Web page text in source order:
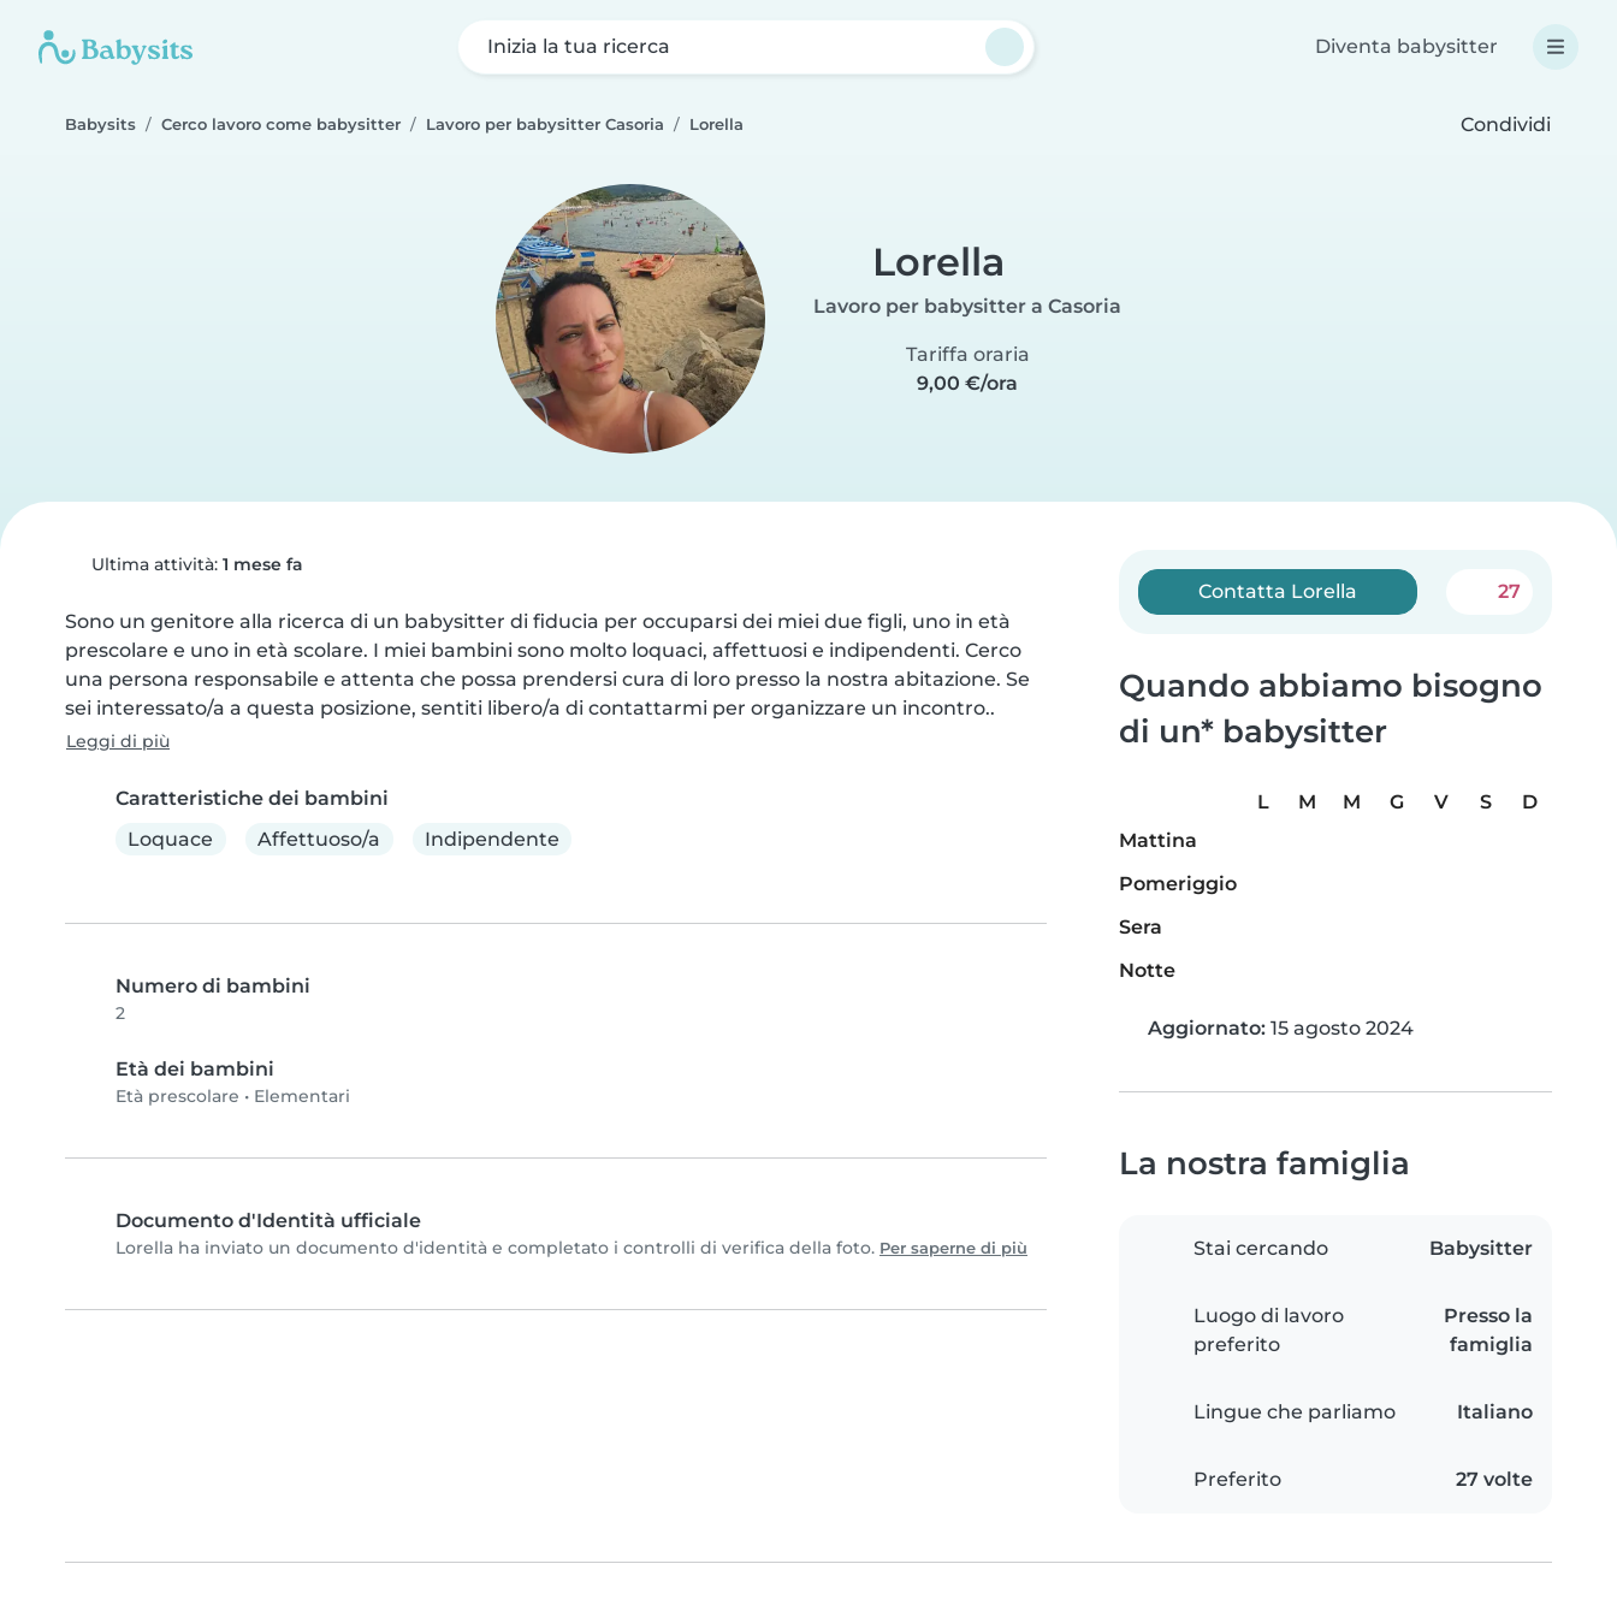
Inizia la tua ricerca Diventa babysitter
Babysits Cerco lavoro come babysitter Lavoro per babysitter Casoria Lorella Condividi
Lorella
Lavoro per babysitter a Casoria
Tariffa oraria
9,00 €/ora
Ultima attività: 1 mese fa
Sono un genitore alla ricerca di un babysitter di fiducia per occuparsi dei miei due figli, uno in età
prescolare e uno in età scolare. I miei bambini sono molto loquaci, affettuosi e indipendenti. Cerco
una persona responsabile e attenta che possa prendersi cura di loro presso la nostra abitazione. Se
sei interessato/a a questa posizione, sentiti libero/a di contattarmi per organizzare un incontro..
Leggi di più
Caratteristiche dei bambini
Loquace
Affettuoso/a Indipendente
Numero di bambini
2
Età dei bambini
Età prescolare • Elementari
Documento d'Identità ufficiale
Lorella ha inviato un documento d'identità e completato i controlli di verifica della foto. Per saperne di più
Contatta Lorella 27
Quando abbiamo bisogno
di un* babysitter
L M M G V S
D
Mattina
Pomeriggio
Sera
Notte
Aggiornato: 15 agosto 2024
La nostra famiglia
Stai cercando Babysitter
Luogo di lavoro
preferito
Presso la
famiglia
Lingue che parliamo Italiano
Preferito 27 volte